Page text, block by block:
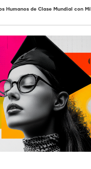
Humanos de Clase Mundial con